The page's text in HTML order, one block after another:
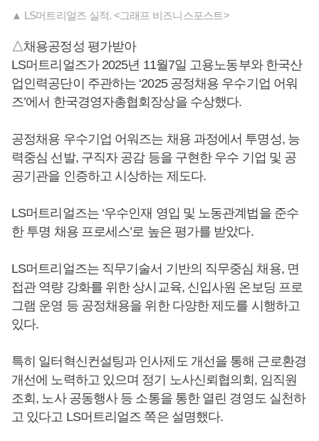
▲ LS머트리얼즈 실적. <그래프 비즈니스포스트>
△채용공정성 평가받아
LS머트리얼즈가 2025년 11월7일 고용노동부와 한국산
업인력공단이 주관하는 ‘2025 공정채용 우수기업 어워
즈’에서 한국경영자총협회장상을 수상했다.
공정채용 우수기업 어워즈는 채용 과정에서 투명성, 능
력중심 선발, 구직자 공감 등을 구현한 우수 기업 및 공
공기관을 인증하고 시상하는 제도다.
LS머트리얼즈는 ‘우수인재 영입 및 노동관계법을 준수
한 투명 채용 프로세스’로 높은 평가를 받았다.
LS머트리얼즈는 직무기술서 기반의 직무중심 채용, 면
접관 역량 강화를 위한 상시교육, 신입사원 온보딩 프로
그램 운영 등 공정채용을 위한 다양한 제도를 시행하고
있다.
특히 일터혁신컨설팅과 인사제도 개선을 통해 근로환경
개선에 노력하고 있으며 정기 노사신뢰협의회, 임직원
조회, 노사 공동행사 등 소통을 통한 열린 경영도 실천하
고 있다고 LS머트리얼즈 쪽은 설명했다.